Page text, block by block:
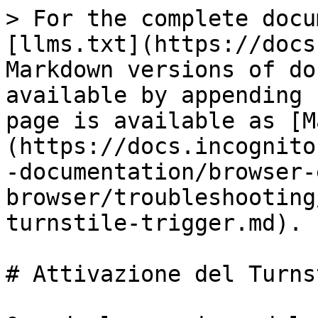
> For the complete
[llms.txt](https://
Markdown versions of
available by
page is available as
(https://
-documentation/
browser/
turnstile-trigger.md).
# Attivazione del